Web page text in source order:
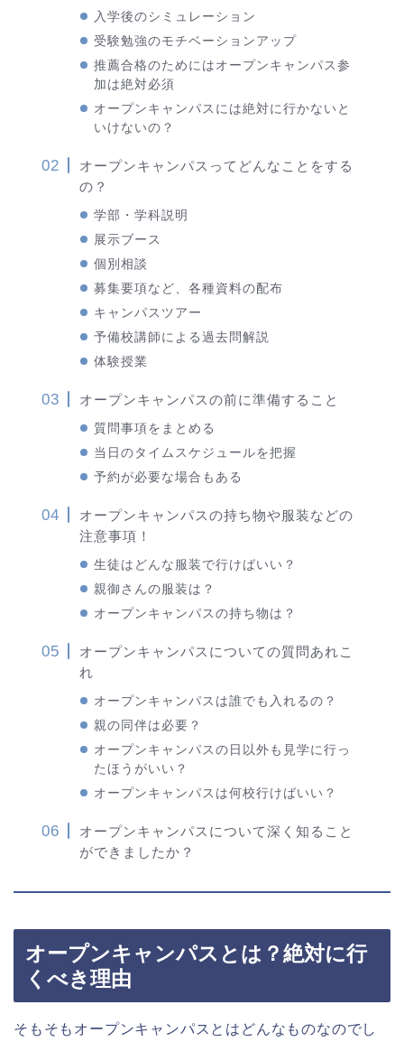
入学後のシミュレーション
受験勉強のモチベーションアップ
推薦合格のためにはオープンキャンパス参
加は絶対必須
オープンキャンパスには絶対に行かないと
いけないの？
オープンキャンパスってどんなことをする
の？
学部・学科説明
展示ブース
個別相談
募集要項など、各種資料の配布
キャンパスツアー
予備校講師による過去問解説
体験授業
オープンキャンパスの前に準備すること
質問事項をまとめる
当日のタイムスケジュールを把握
予約が必要な場合もある
オープンキャンパスの持ち物や服装などの
注意事項！
生徒はどんな服装で行けばいい？
親御さんの服装は？
オープンキャンパスの持ち物は？
オープンキャンパスについての質問あれこ
れ
オープンキャンパスは誰でも入れるの？
親の同伴は必要？
オープンキャンパスの日以外も見学に行っ
たほうがいい？
オープンキャンパスは何校行けばいい？
オープンキャンパスについて深く知ること
ができましたか？
オープンキャンパスとは？絶対に行
くべき理由
そもそもオープンキャンパスとはどんなものなのでし